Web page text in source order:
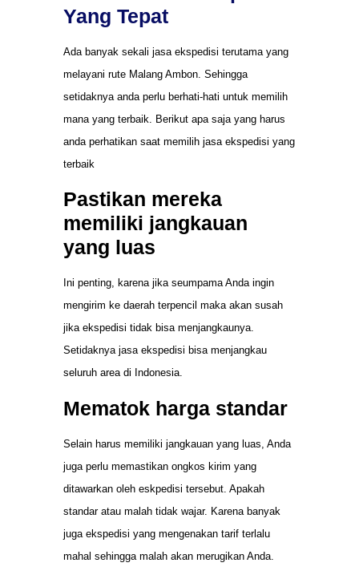
Yang Tepat
Ada banyak sekali jasa ekspedisi terutama yang
melayani rute Malang Ambon. Sehingga
setidaknya anda perlu berhati-hati untuk memilih
mana yang terbaik. Berikut apa saja yang harus
anda perhatikan saat memilih jasa ekspedisi yang
terbaik
Pastikan mereka
memiliki jangkauan
yang luas
Ini penting, karena jika seumpama Anda ingin
mengirim ke daerah terpencil maka akan susah
jika ekspedisi tidak bisa menjangkaunya.
Setidaknya jasa ekspedisi bisa menjangkau
seluruh area di Indonesia.
Mematok harga standar
Selain harus memiliki jangkauan yang luas, Anda
juga perlu memastikan ongkos kirim yang
ditawarkan oleh eskpedisi tersebut. Apakah
standar atau malah tidak wajar. Karena banyak
juga ekspedisi yang mengenakan tarif terlalu
mahal sehingga malah akan merugikan Anda.